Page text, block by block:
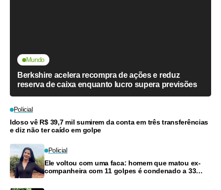
Mundo
Berkshire acelera recompra de ações e reduz
reserva de caixa enquanto lucro supera previsões
Policial
Idoso vê R$ 39,7 mil sumirem da conta em três transferências
e diz não ter caído em golpe
Policial
Ele voltou com uma faca: homem que matou ex-
companheira com 11 golpes é condenado a 33